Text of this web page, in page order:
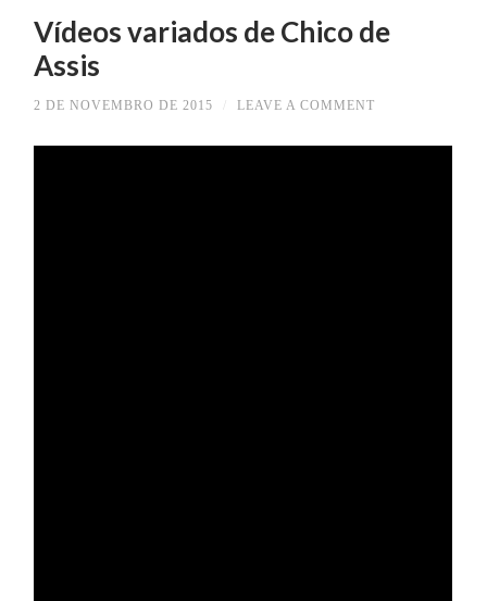
Vídeos variados de Chico de
Assis
2 DE NOVEMBRO DE 2015 LEAVE A COMMENT